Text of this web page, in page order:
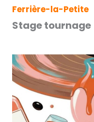
Ferrière-la-Petite
Stage tournage